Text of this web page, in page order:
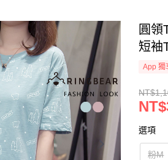
圓領
短袖
App 獨
選項
粉M